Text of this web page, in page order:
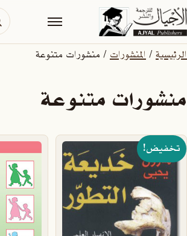
الرئيسية/المنشورات/ منشورات متنوعة
منشورات متنوعة
تخفيض!